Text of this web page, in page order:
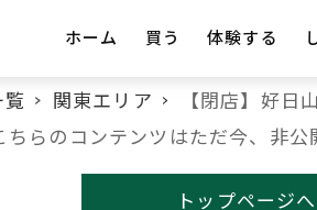
ホーム 買う 体験する
関東エリア
【閉店】好日
ちらのコンテンツはただ今、非公
トップページへ